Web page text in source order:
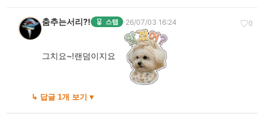
♡0
춤추는서리?! 스탭 ·26/07/03 16:24
그치요~!랜덤이지요
↳ 답글 1개 보기 ▾